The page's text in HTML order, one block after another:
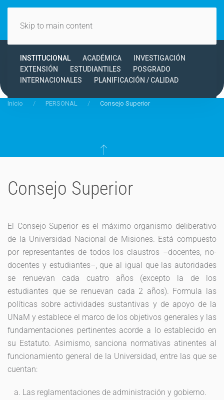
Skip to main content
INSTITUCIONAL ACADÉMICA
INVESTIGACIÓN
EXTENSIÓN
ESTUDIANTILES
POSGRADO
INTERNACIONALES
PLANIFICACIÓN / CALIDAD
Inicio PERSONAL Consejo Superior
Consejo Superior
El Consejo Superior es el máximo organismo deliberativo
de la Universidad Nacional de Misiones. Está compuesto
por representantes de todos los claustros –docentes, no-
docentes y estudiantes–, que al igual que las autoridades
se renuevan cada cuatro años (excepto la de los
estudiantes que se renuevan cada 2 años). Formula las
políticas sobre actividades sustantivas y de apoyo de la
UNaM y establece el marco de los objetivos generales y las
fundamentaciones pertinentes acorde a lo establecido en
su Estatuto. Asimismo, sanciona normativas atinentes al
funcionamiento general de la Universidad, entre las que se
cuentan:
Las reglamentaciones de administración y gobierno.